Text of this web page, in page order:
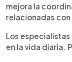
mejora la
relacionadas
Los
en la vida diaria.